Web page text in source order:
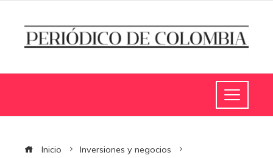
Inicio
Inversiones y negocios